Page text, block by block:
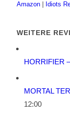
Amazon
Idiots
WEITERE
HORRIFIER
MORTAL
12:00